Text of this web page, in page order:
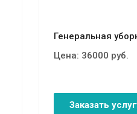
Генеральная
Цена: 36000 руб.
Заказать